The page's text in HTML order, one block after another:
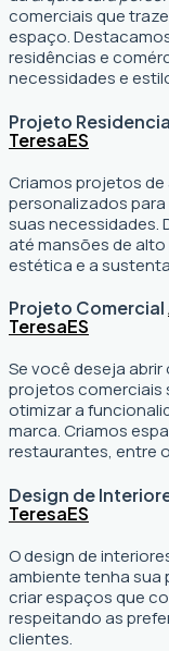
comerciais que
espaço.
residências e
necessidades e
Projeto
TeresaES
Criamos projetos
personalizados
suas necessidades.
até mansões de
estética e a
Projeto Comercial
TeresaES
Se você deseja
projetos comerciais
otimizar a
marca. Criamos
restaurantes, entre
Design de
TeresaES
O design de
ambiente tenha sua
criar espaços que
respeitando as
clientes.